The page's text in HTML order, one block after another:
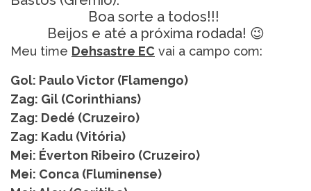
Boa sorte a todos!!!
Beijos e até a próxima rodada! 😉
Meu time Dehsastre EC vai a campo com:
Gol: Paulo Victor (Flamengo)
Zag: Gil (Corinthians)
Zag: Dedé (Cruzeiro)
Zag: Kadu (Vitória)
Mei: Éverton Ribeiro (Cruzeiro)
Mei: Conca (Fluminense)